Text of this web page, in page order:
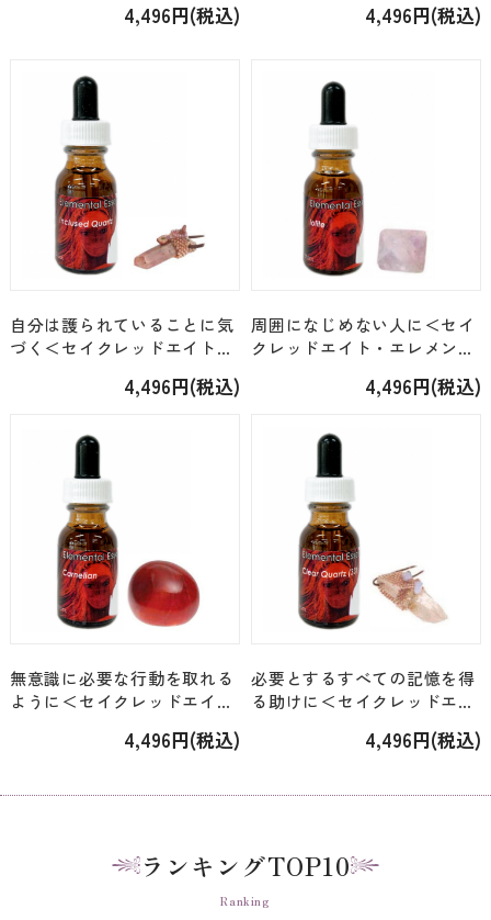
ディルス（45）」 [15ml]
4,496円(税込)
ピスラズリ（7）」 [15ml]
4,496円(税込)
自分は護られていることに気
づく＜セイクレッドエイト・
ズドクオーツ（18）」 [15ml]
4,496円(税込)
周囲になじめない人に＜セイ
クレッドエイト・エレメンタ
4,496円(税込)
無意識に必要な行動を取れる
ように＜セイクレッドエイ
リアン（20）」 [15ml]4,496円(税込)
必要とするすべての記憶を得
る助けに＜セイクレッドエイ
クオーツ（33）」 [15ml]
4,496円(税込)
ランキングTOP10
Ranking